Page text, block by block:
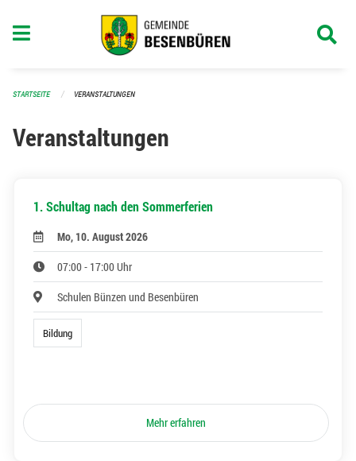
STARTSEITE VERANSTALTUNGEN
Veranstaltungen
1. Schultag nach den Sommerferien
Mo, 10. August 2026
07:00 - 17:00 Uhr
Schulen Bünzen und Besenbüren
Bildung
Mehr erfahren